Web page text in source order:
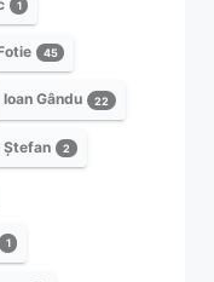
1
45
Ioan Gându 22
Ștefan 2
1